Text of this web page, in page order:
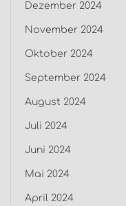
Dezember 2024
November 2024
Oktober 2024
September 2024
August 2024
Juli 2024
Juni 2024
Mai 2024
April 2024